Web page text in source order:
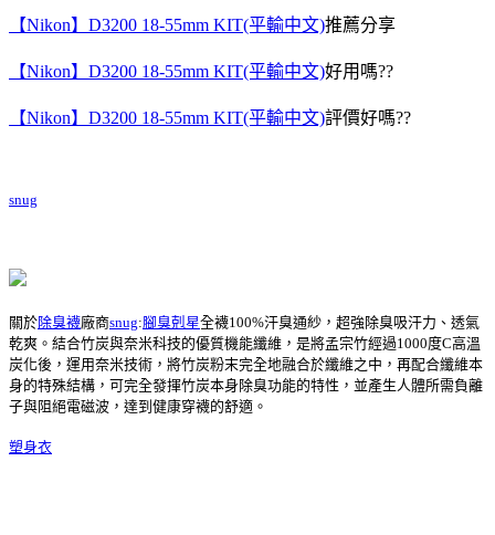
【Nikon】D3200 18-55mm KIT(平輸中文)推薦分享
【Nikon】D3200 18-55mm KIT(平輸中文)好用嗎??
【Nikon】D3200 18-55mm KIT(平輸中文)評價好嗎??
snug
關於除臭襪廠商snug:腳臭剋星全襪100%汗臭通紗，超強除臭吸汗力、透氣
乾爽。結合竹炭與奈米科技的優質機能纖維，是將孟宗竹經過1000度C高溫
炭化後，運用奈米技術，將竹炭粉末完全地融合於纖維之中，再配合纖維本
身的特殊結構，可完全發揮竹炭本身除臭功能的特性，並產生人體所需負離
子與阻絕電磁波，達到健康穿襪的舒適。
塑身衣